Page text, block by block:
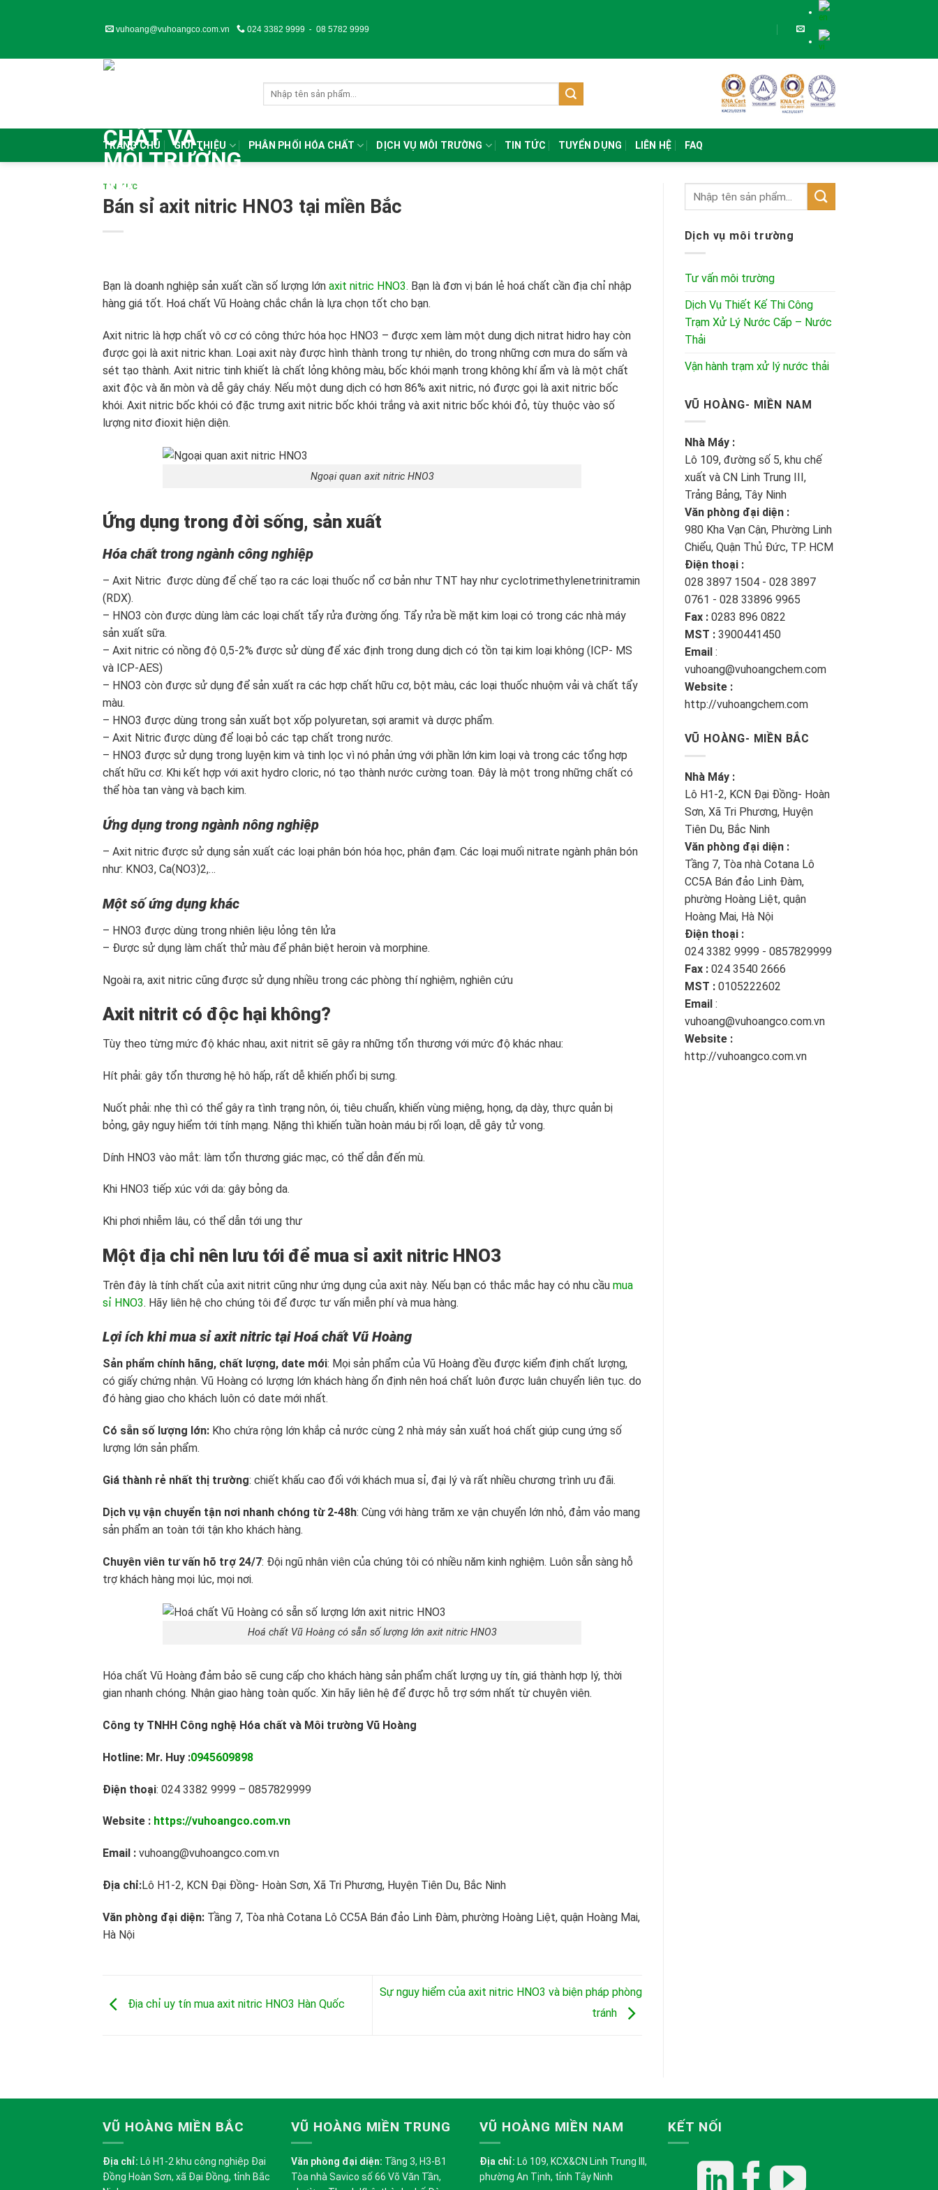
vuhoang@vuhoangco.com.vn 024 3382 9999 - 08 5782 9999
TRANG CHỦ GIỚI THIỆU PHÂN PHỐI HÓA CHẤT DỊCH VỤ MÔI TRƯỜNG TIN TỨC TUYỂN DỤNG LIÊN HỆ FAQ
TIN TỨC
Bán sỉ axit nitric HNO3 tại miền Bắc
Bạn là doanh nghiệp sản xuất cần số lượng lớn axit nitric HNO3. Bạn là đơn vị bán lẻ hoá chất cần địa chỉ nhập
hàng giá tốt. Hoá chất Vũ Hoàng chắc chắn là lựa chọn tốt cho bạn.
Axit nitric là hợp chất vô cơ có công thức hóa học HNO3 – được xem làm một dung dịch nitrat hidro hay còn
được gọi là axit nitric khan. Loại axit này được hình thành trong tự nhiên, do trong những cơn mưa do sấm và
sét tạo thành. Axit nitric tinh khiết là chất lỏng không màu, bốc khói mạnh trong không khí ẩm và là một chất
axit độc và ăn mòn và dễ gây cháy. Nếu một dung dịch có hơn 86% axit nitric, nó được gọi là axit nitric bốc
khói. Axit nitric bốc khói có đặc trưng axit nitric bốc khói trắng và axit nitric bốc khói đỏ, tùy thuộc vào số
lượng nitơ đioxit hiện diện.
Ngoại quan axit nitric HNO3
Ứng dụng trong đời sống, sản xuất
Hóa chất trong ngành công nghiệp
– Axit Nitric được dùng để chế tạo ra các loại thuốc nổ cơ bản như TNT hay như cyclotrimethylenetrinitramin
(RDX).
– HNO3 còn được dùng làm các loại chất tẩy rửa đường ống. Tẩy rửa bề mặt kim loại có trong các nhà máy
sản xuất sữa.
– Axit nitric có nồng độ 0,5-2% được sử dùng để xác định trong dung dịch có tồn tại kim loại không (ICP- MS
và ICP-AES)
– HNO3 còn được sử dụng để sản xuất ra các hợp chất hữu cơ, bột màu, các loại thuốc nhuộm vải và chất tẩy
màu.
– HNO3 được dùng trong sản xuất bọt xốp polyuretan, sợi aramit và dược phẩm.
– Axit Nitric được dùng để loại bỏ các tạp chất trong nước.
– HNO3 được sử dụng trong luyện kim và tinh lọc vì nó phản ứng với phần lớn kim loại và trong các tổng hợp
chất hữu cơ. Khi kết hợp với axit hydro cloric, nó tạo thành nước cường toan. Đây là một trong những chất có
thể hòa tan vàng và bạch kim.
Ứng dụng trong ngành nông nghiệp
– Axit nitric được sử dụng sản xuất các loại phân bón hóa học, phân đạm. Các loại muối nitrate ngành phân bón
như: KNO3, Ca(NO3)2,…
Một số ứng dụng khác
– HNO3 được dùng trong nhiên liệu lỏng tên lửa
– Được sử dụng làm chất thử màu để phân biệt heroin và morphine.
Ngoài ra, axit nitric cũng được sử dụng nhiều trong các phòng thí nghiệm, nghiên cứu
Axit nitrit có độc hại không?
Tùy theo từng mức độ khác nhau, axit nitrit sẽ gây ra những tổn thương với mức độ khác nhau:
Hít phải: gây tổn thương hệ hô hấp, rất dễ khiến phổi bị sưng.
Nuốt phải: nhẹ thì có thể gây ra tình trạng nôn, ói, tiêu chuẩn, khiến vùng miệng, họng, dạ dày, thực quản bị
bỏng, gây nguy hiểm tới tính mạng. Nặng thì khiến tuần hoàn máu bị rối loạn, dễ gây tử vong.
Dính HNO3 vào mắt: làm tổn thương giác mạc, có thể dẫn đến mù.
Khi HNO3 tiếp xúc với da: gây bỏng da.
Khi phơi nhiễm lâu, có thể dẫn tới ung thư
Một địa chỉ nên lưu tới để mua sỉ axit nitric HNO3
Trên đây là tính chất của axit nitrit cũng như ứng dụng của axit này. Nếu bạn có thắc mắc hay có nhu cầu mua
sỉ HNO3. Hãy liên hệ cho chúng tôi để được tư vấn miễn phí và mua hàng.
Lợi ích khi mua sỉ axit nitric tại Hoá chất Vũ Hoàng
Sản phẩm chính hãng, chất lượng, date mới: Mọi sản phẩm của Vũ Hoàng đều được kiểm định chất lượng,
có giấy chứng nhận. Vũ Hoàng có lượng lớn khách hàng ổn định nên hoá chất luôn được luân chuyển liên tục. do
đó hàng giao cho khách luôn có date mới nhất.
Có sẵn số lượng lớn: Kho chứa rộng lớn khắp cả nước cùng 2 nhà máy sản xuất hoá chất giúp cung ứng số
lượng lớn sản phẩm.
Giá thành rẻ nhất thị trường: chiết khấu cao đối với khách mua sỉ, đại lý và rất nhiều chương trình ưu đãi.
Dịch vụ vận chuyển tận nơi nhanh chóng từ 2-48h: Cùng với hàng trăm xe vận chuyển lớn nhỏ, đảm vảo mang
sản phẩm an toàn tới tận kho khách hàng.
Chuyên viên tư vấn hõ trợ 24/7: Đội ngũ nhân viên của chúng tôi có nhiều năm kinh nghiệm. Luôn sẵn sàng hỗ
trợ khách hàng mọi lúc, mọi nơi.
Hoá chất Vũ Hoàng có sẵn số lượng lớn axit nitric HNO3
Hóa chất Vũ Hoàng đảm bảo sẽ cung cấp cho khách hàng sản phẩm chất lượng uy tín, giá thành hợp lý, thời
gian nhanh chóng. Nhận giao hàng toàn quốc. Xin hãy liên hệ để được hỗ trợ sớm nhất từ chuyên viên.
Công ty TNHH Công nghệ Hóa chất và Môi trường Vũ Hoàng
Hotline: Mr. Huy :0945609898
Điện thoại: 024 3382 9999 – 0857829999
Website : https://vuhoangco.com.vn
Email : vuhoang@vuhoangco.com.vn
Địa chỉ:Lô H1-2, KCN Đại Đồng- Hoàn Sơn, Xã Tri Phương, Huyện Tiên Du, Bắc Ninh
Văn phòng đại diện: Tầng 7, Tòa nhà Cotana Lô CC5A Bán đảo Linh Đàm, phường Hoàng Liệt, quận Hoàng Mai,
Hà Nội
Địa chỉ uy tín mua axit nitric HNO3 Hàn Quốc
Sự nguy hiểm của axit nitric HNO3 và biện pháp phòng
tránh
Dịch vụ môi trường
Tư vấn môi trường
Dịch Vụ Thiết Kế Thi Công
Trạm Xử Lý Nước Cấp – Nước
Thải
Vận hành trạm xử lý nước thải
VŨ HOÀNG- MIỀN NAM
Nhà Máy :
Lô 109, đường số 5, khu chế
xuất và CN Linh Trung III,
Trảng Bảng, Tây Ninh
Văn phòng đại diện :
980 Kha Vạn Cận, Phường Linh
Chiểu, Quận Thủ Đức, TP. HCM
Điện thoại :
028 3897 1504 - 028 3897
0761 - 028 33896 9965
Fax : 0283 896 0822
MST : 3900441450
Email :
vuhoang@vuhoangchem.com
Website :
http://vuhoangchem.com
VŨ HOÀNG- MIỀN BẮC
Nhà Máy :
Lô H1-2, KCN Đại Đồng- Hoàn
Sơn, Xã Tri Phương, Huyện
Tiên Du, Bắc Ninh
Văn phòng đại diện :
Tầng 7, Tòa nhà Cotana Lô
CC5A Bán đảo Linh Đàm,
phường Hoàng Liệt, quận
Hoàng Mai, Hà Nội
Điện thoại :
024 3382 9999 - 0857829999
Fax : 024 3540 2666
MST : 0105222602
Email :
vuhoang@vuhoangco.com.vn
Website :
http://vuhoangco.com.vn
VŨ HOÀNG MIỀN BẮC
Địa chỉ: Lô H1-2 khu công nghiệp Đại
Đồng Hoàn Sơn, xã Đại Đồng, tỉnh Bắc
VŨ HOÀNG MIỀN TRUNG
Văn phòng đại diện: Tầng 3, H3-B1
Tòa nhà Savico số 66 Võ Văn Tần,
VŨ HOÀNG MIỀN NAM
Địa chỉ: Lô 109, KCX&CN Linh Trung III,
phường An Tịnh, tỉnh Tây Ninh
KẾT NỐI